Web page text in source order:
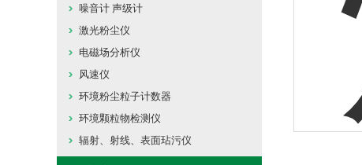
噪音计 声级计
激光粉尘仪
电磁场分析仪
风速仪
环境粉尘粒子计数器
环境颗粒物检测仪
辐射、射线、表面玷污仪